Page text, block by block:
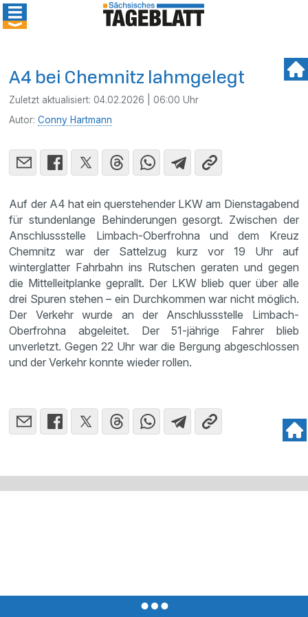
A4 bei Chemnitz lahmgelegt
Zuletzt aktualisiert:04.02.2026 | 06:00 Uhr
Autor:Conny Hartmann
Auf der A4 hat ein querstehender LKW am Dienstagabend
für stundenlange Behinderungen gesorgt. Zwischen der
Anschlussstelle Limbach-Oberfrohna und dem Kreuz
Chemnitz war der Sattelzug kurz vor 19 Uhr auf
winterglatter Fahrbahn ins Rutschen geraten und gegen
die Mittelleitplanke geprallt. Der LKW blieb quer über alle
drei Spuren stehen – ein Durchkommen war nicht möglich.
Der Verkehr wurde an der Anschlussstelle Limbach-
Oberfrohna abgeleitet. Der 51‑jährige Fahrer blieb
unverletzt. Gegen 22 Uhr war die Bergung abgeschlossen
und der Verkehr konnte wieder rollen.